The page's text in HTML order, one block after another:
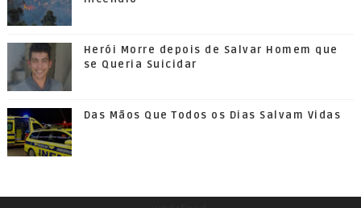
Herói Morre depois de Salvar Homem que
se Queria Suicidar
Das Mãos Que Todos os Dias Salvam Vidas